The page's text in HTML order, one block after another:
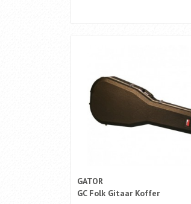
GATOR
GC Folk Gitaar Koffer